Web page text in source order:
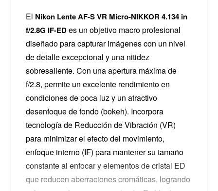
El Nikon Lente AF-S VR Micro-NIKKOR 4.134 in
f/2.8G IF-EDes un objetivo macro profesional
diseñado para capturar imágenes con un nivel
de detalle excepcional y una nitidez
sobresaliente. Con una apertura máxima de
f/2.8, permite un excelente rendimiento en
condiciones de poca luz y un atractivo
desenfoque de fondo (bokeh). Incorpora
tecnología de Reducción de Vibración (VR)
para minimizar el efecto del movimiento,
enfoque interno (IF) para mantener su tamaño
constante al enfocar y elementos de cristal ED
que reducen aberraciones cromáticas, logrando